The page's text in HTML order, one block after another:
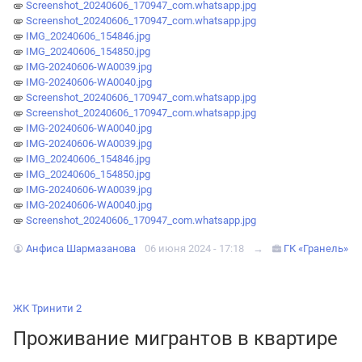
Screenshot_20240606_170947_com.whatsapp.jpg
Screenshot_20240606_170947_com.whatsapp.jpg
IMG_20240606_154846.jpg
IMG_20240606_154850.jpg
IMG-20240606-WA0039.jpg
IMG-20240606-WA0040.jpg
Screenshot_20240606_170947_com.whatsapp.jpg
Screenshot_20240606_170947_com.whatsapp.jpg
IMG-20240606-WA0040.jpg
IMG-20240606-WA0039.jpg
IMG_20240606_154846.jpg
IMG_20240606_154850.jpg
IMG-20240606-WA0039.jpg
IMG-20240606-WA0040.jpg
Screenshot_20240606_170947_com.whatsapp.jpg
Анфиса Шармазанова 06 июня 2024 - 17:18 → ГК «Гранель»
ЖК Тринити 2
Проживание мигрантов в квартире